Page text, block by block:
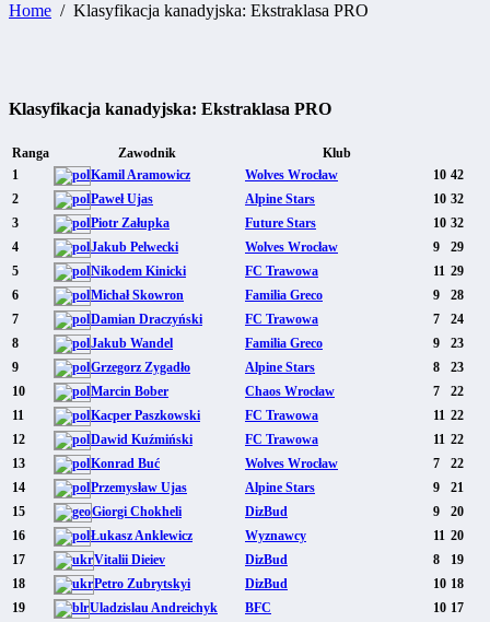
Home Klasyfikacja kanadyjska: Ekstraklasa PRO
Klasyfikacja kanadyjska: Ekstraklasa PRO
Ranga Zawodnik
Klub
1
Kamil Aramowicz Wolves Wrocław 10 42
2
Paweł Ujas Alpine Stars 10 32
3
Piotr Załupka Future Stars 10 32
4
Jakub Pelwecki Wolves Wrocław 9
29
5
Nikodem Kinicki FC Trawowa 11 29
6
Michał Skowron Familia Greco 9
28
7
Damian Draczyński FC Trawowa 7
24
8
Jakub Wandel Familia Greco 9
23
9
Grzegorz Zygadło Alpine Stars 8
23
10
Marcin Bober Chaos Wrocław 7
22
11
Kacper Paszkowski FC Trawowa 11 22
12
Dawid Kuźmiński FC Trawowa 11 22
13
Konrad Buć Wolves Wrocław 7
22
14
Przemysław Ujas Alpine Stars 9
21
15
Giorgi Chokheli DizBud 9
20
16
Łukasz Anklewicz Wyznawcy 11 20
17
Vitalii Dieiev DizBud 8
19
18
Petro Zubrytskyi DizBud 10 18
19
Uladzislau Andreichyk BFC 10 17